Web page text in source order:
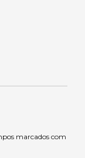
marcados com